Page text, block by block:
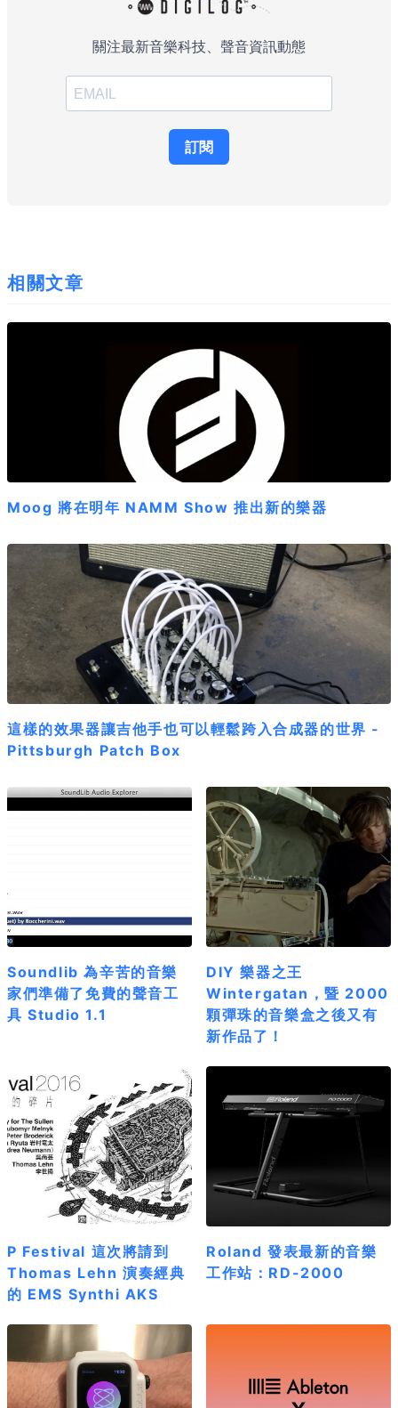
相關文章
Moog 將在明年 NAMM Show 推出新的樂器
這樣的效果器讓吉他手也可以輕鬆跨入合成器的世界 -
Pittsburgh Patch Box
Soundlib 為辛苦的音樂
家們準備了免費的聲音工
具 Studio 1.1
DIY 樂器之王
Wintergatan，暨 2000
顆彈珠的音樂盒之後又有
新作品了！
P Festival 這次將請到
Thomas Lehn 演奏經典
的 EMS Synthi AKS
Roland 發表最新的音樂
工作站：RD-2000